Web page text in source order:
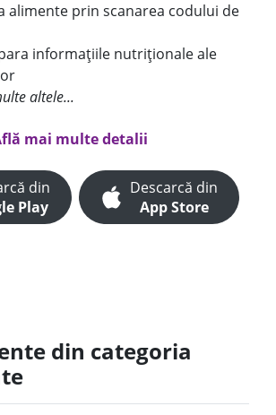
alimente prin scanarea codului de
informațiile nutriționale ale
altele...
mai multe detalii
din
Play
Descarcă din
App Store
din categoria